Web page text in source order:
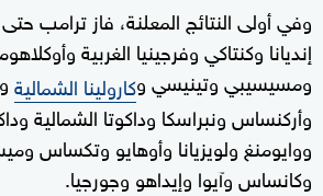
وفي أولى النتائج المعلنة، فاز ترامب
إنديانا وكنتاكي وفرجينيا الغربية
ومسيسيبي وتينيسي وكارولينا الشمالية
وأركنساس ونبراسكا وداكوتا الشمالية
ووايومنغ ولويزيانا وأوهايو وتكساس
وكانساس وآيوا وإيداهو وجورجيا.